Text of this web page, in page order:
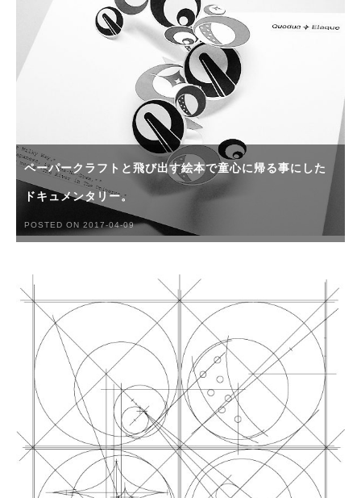
ペーパークラフトと飛び出す絵本で童心に帰る事にした
ドキュメンタリー。
POSTED ON 2017-04-09